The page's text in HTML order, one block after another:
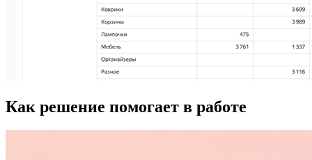
Как решение помогает в работе